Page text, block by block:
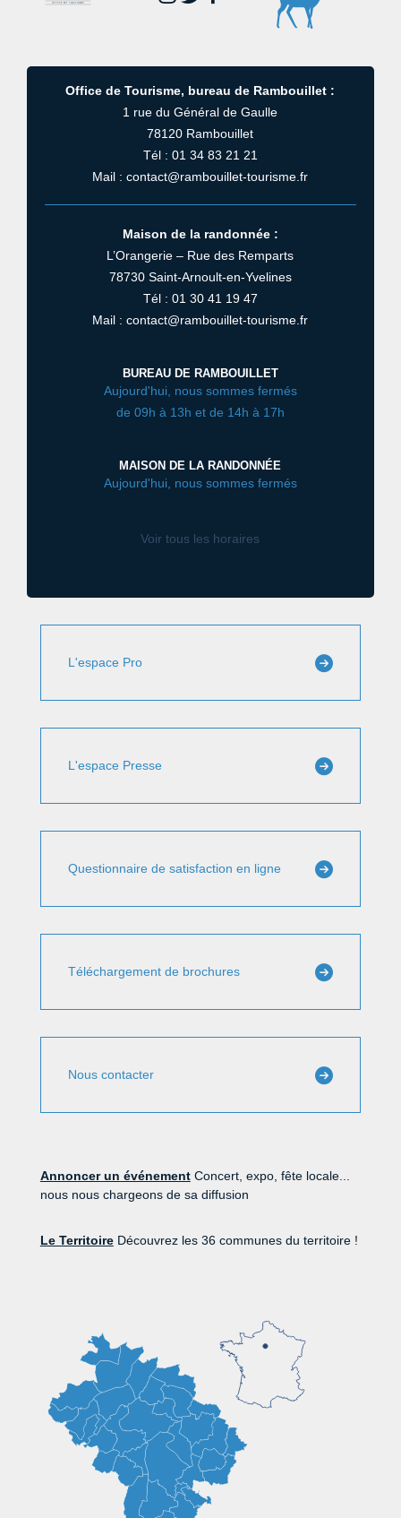
Office de Tourisme, bureau de Rambouillet :
1 rue du Général de Gaulle
78120 Rambouillet
Tél : 01 34 83 21 21
Mail : contact@rambouillet-tourisme.fr
Maison de la randonnée :
L’Orangerie – Rue des Remparts
78730 Saint-Arnoult-en-Yvelines
Tél : 01 30 41 19 47
Mail : contact@rambouillet-tourisme.fr
BUREAU DE RAMBOUILLET
Aujourd'hui, nous sommes fermés
de 09h à 13h et de 14h à 17h
MAISON DE LA RANDONNÉE
Aujourd'hui, nous sommes fermés
Voir tous les horaires
L'espace Pro
L'espace Presse
Questionnaire de satisfaction en ligne
Téléchargement de brochures
Nous contacter
Annoncer un événementConcert, expo, fête locale...
nous nous chargeons de sa diffusion
Le TerritoireDécouvrez les 36 communes du territoire !